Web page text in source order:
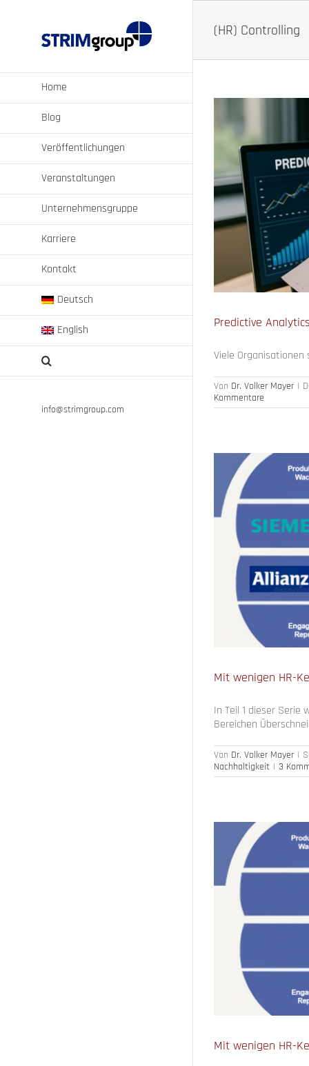
Home
Blog
Veröffentlichungen
Veranstaltungen
Unternehmensgruppe
Karriere
Kontakt
Deutsch
English
info@strimgroup.com
(HR) Controlling
Predictive
Viele
Von Dr. Volker Mayer |
Kommentare
Mit wenigen HR-
In Teil 1 dieser Serie
Bereichen
Von Dr. Volker Mayer |
Nachhaltigkeit | 3
Mit wenigen HR-